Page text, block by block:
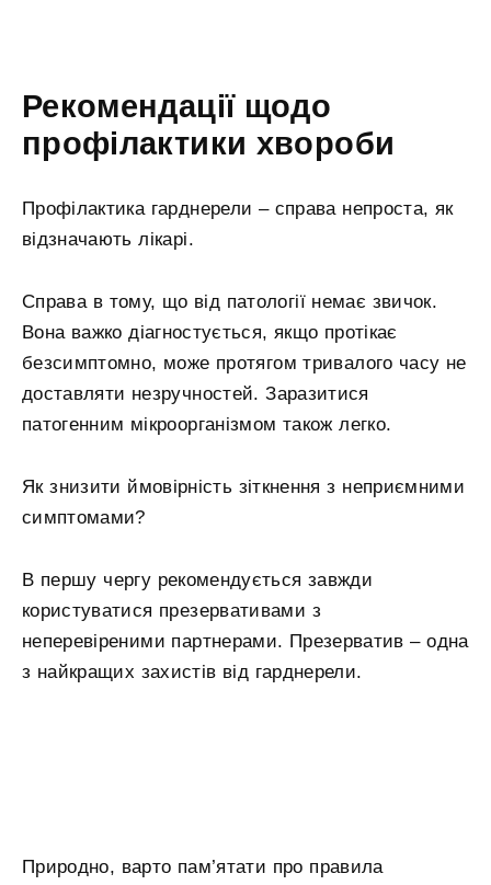
Рекомендації щодо
профілактики хвороби
Профілактика гарднерели – справа непроста, як
відзначають лікарі.
Справа в тому, що від патології немає звичок.
Вона важко діагностується, якщо протікає
безсимптомно, може протягом тривалого часу не
доставляти незручностей. Заразитися
патогенним мікроорганізмом також легко.
Як знизити ймовірність зіткнення з неприємними
симптомами?
В першу чергу рекомендується завжди
користуватися презервативами з
неперевіреними партнерами. Презерватив – одна
з найкращих захистів від гарднерели.
Природно, варто пам’ятати про правила